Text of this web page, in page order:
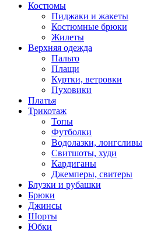
Костюмы
Пиджаки и жакеты
Костюмные брюки
Жилеты
Верхняя одежда
Пальто
Плащи
Куртки, ветровки
Пуховики
Платья
Трикотаж
Топы
Футболки
Водолазки, лонгсливы
Свитшоты, худи
Кардиганы
Джемперы, свитеры
Блузки и рубашки
Брюки
Джинсы
Шорты
Юбки